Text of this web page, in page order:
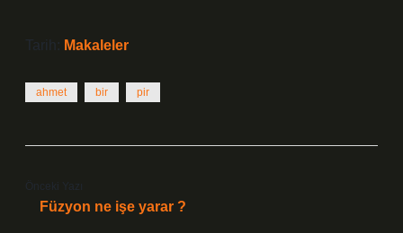
Tarih: Makaleler
ahmet bir pir
Önceki Yazı
Füzyon ne işe yarar ?